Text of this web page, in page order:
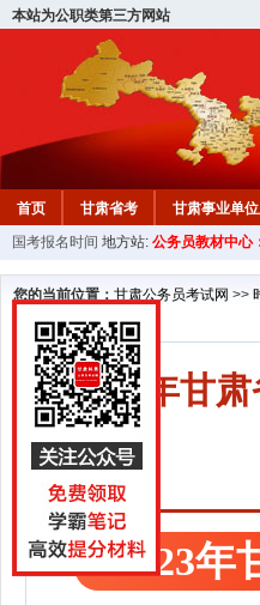
本站为公职类第三方网站
首页 甘肃省考 甘肃事业单
国考报名时间 地方站: 公务员教材中心
您的当前位置： 甘肃公务员考试网 >>
2023年甘
2023年